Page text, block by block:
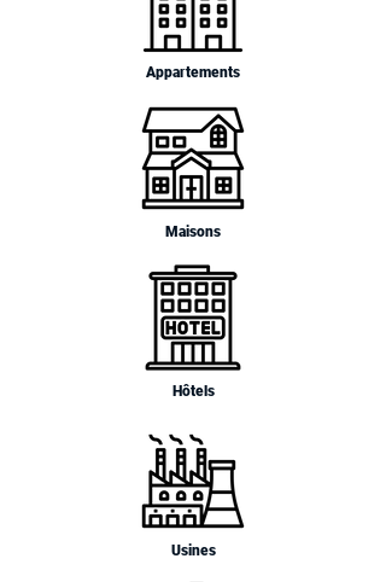
Appartements
Maisons
Hôtels
Usines